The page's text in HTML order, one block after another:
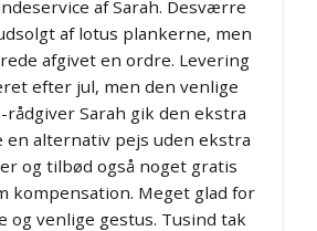
af Sarah. Desværre
af lotus plankerne, men
afgivet en ordre. Levering
efter jul, men den venlige
rådgiver Sarah gik den ekstra
en alternativ pejs uden ekstra
og tilbød også noget gratis
kompensation. Meget glad for
og venlige gestus. Tusind tak